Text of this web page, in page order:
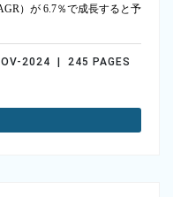
）が 6.7％で成長すると予
2024 | 245 PAGES